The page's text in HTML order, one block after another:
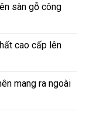
sàn gỗ công
cao cấp lên
mang ra ngoài